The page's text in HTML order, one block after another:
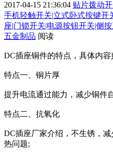
2017-04-15 21:36:04 贴片拨动
手机轻触开关|立式卧式按键开
座|门锁开关|电源按钮开关|侧
五金制品 阅读
DC插座铜件的特点，具体内容
特点一、铜片厚
提升电流通过能力，减少铜件
特点二、抗氧化
DC插座厂家介绍，不生锈，
热问题;